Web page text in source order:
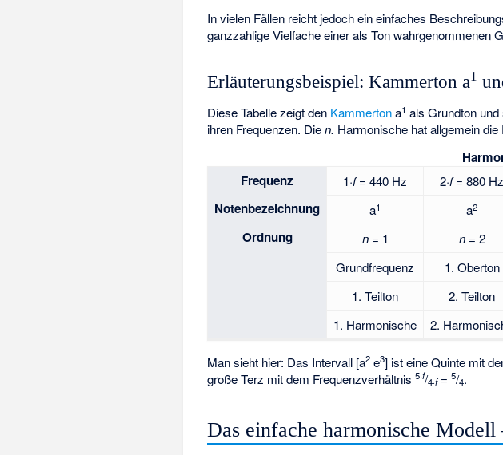
In vielen Fällen reicht jedoch ein einfaches
ganzzahlige Vielfache einer als Ton wahrgenommenen
Erläuterungsbeispiel: Kammerton a1
Diese Tabelle zeigt den Kammertona1 als Grundton
ihren Frequenzen. Dien. Harmonische hat allgemein
Frequenz
1·f= 440 Hz 2·f= 880 Hz
Notenbezeichnung a1 a2
Ordnung n= 1 n= 2
Grundfrequenz
1. Oberton
1. Teilton
2. Teilton
1. Harmonische
2.
Man sieht hier: Das Intervall [a2 e3] ist eine Quinte mit
große Terz mit dem Frequenzverhältnis5·f/4·f=5/4.
Das einfache harmonische Modell